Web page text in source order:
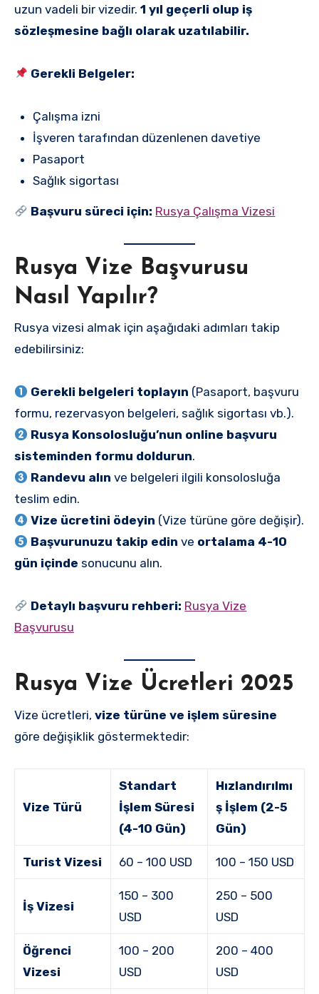
uzun vadeli bir vizedir. 1 yıl geçerli olup iş
sözleşmesine bağlı olarak uzatılabilir.
Gerekli Belgeler:
Çalışma izni
İşveren tarafından düzenlenen davetiye
Pasaport
Sağlık sigortası
Başvuru süreci için: Rusya Çalışma Vizesi
Rusya Vize Başvurusu
Nasıl Yapılır?
Rusya vizesi almak için aşağıdaki adımları takip
edebilirsiniz:
Gerekli belgeleri toplayın (Pasaport, başvuru
formu, rezervasyon belgeleri, sağlık sigortası vb.).
Rusya Konsolosluğu’nun online başvuru
sisteminden formu doldurun.
Randevu alın ve belgeleri ilgili konsolosluğa
teslim edin.
Vize ücretini ödeyin (Vize türüne göre değişir).
Başvurunuzu takip edin ve ortalama 4-10
gün içinde sonucunu alın.
Detaylı başvuru rehberi: Rusya Vize
Başvurusu
Rusya Vize Ücretleri 2025
Vize ücretleri, vize türüne ve işlem süresine
göre değişiklik göstermektedir:
Vize Türü
Standart
İşlem Süresi
(4-10 Gün)
Hızlandırılmı
ş İşlem (2-5
Gün)
Turist Vizesi 60 – 100 USD 100 – 150 USD
İş Vizesi
150 – 300
USD
250 – 500
USD
Öğrenci
Vizesi
100 – 200
USD
200 – 400
USD